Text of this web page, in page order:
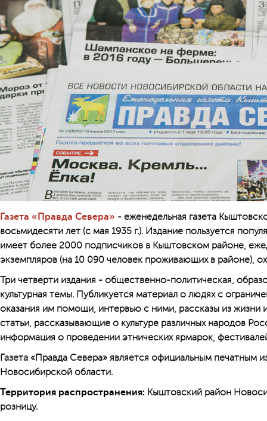
Газета «Правда Севера» - еженедельная газета
восьмидесяти лет (с мая 1935 г.). Издание пользуется
имеет более 2000 подписчиков в Кыштовском районе,
экземпляров (на 10 090 человек проживающих в районе),
Три четверти издания - общественно-политическая,
культурная темы. Публикуется материал о людях с
оказания им помощи, интервью с ними, рассказы из жизни
статьи, рассказывающие о культуре различных народов
информация о проведении этнических ярмарок,
Газета «Правда Севера» является официальным печатным
Новосибирской области.
Территория распространения: Кыштовский район
розницу.